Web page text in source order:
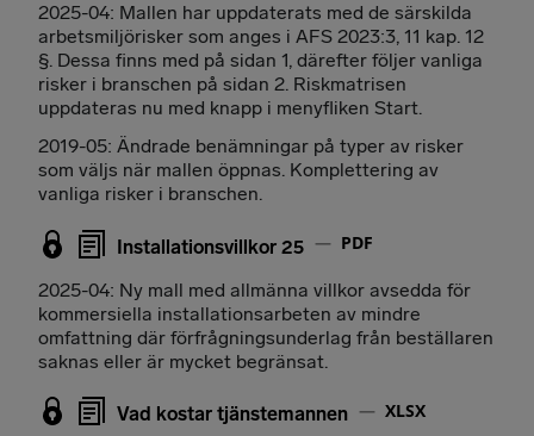
2025-04: Mallen har uppdaterats med de särskilda
arbetsmiljörisker som anges i AFS 2023:3, 11 kap. 12
§. Dessa finns med på sidan 1, därefter följer vanliga
risker i branschen på sidan 2. Riskmatrisen
uppdateras nu med knapp i menyfliken Start.
2019-05: Ändrade benämningar på typer av risker
som väljs när mallen öppnas. Komplettering av
vanliga risker i branschen.
Installationsvillkor 25 PDF
2025-04: Ny mall med allmänna villkor avsedda för
kommersiella installationsarbeten av mindre
omfattning där förfrågningsunderlag från beställaren
saknas eller är mycket begränsat.
Vad kostar tjänstemannen XLSX